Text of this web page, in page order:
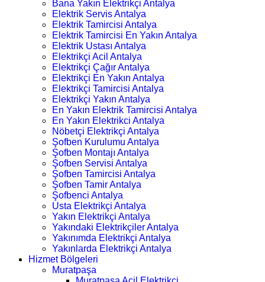
Bana Yakın Elektrikçi Antalya
Elektrik Servis Antalya
Elektrik Tamircisi Antalya
Elektrik Tamircisi En Yakın Antalya
Elektrik Ustası Antalya
Elektrikçi Acil Antalya
Elektrikçi Çağır Antalya
Elektrikçi En Yakın Antalya
Elektrikçi Tamircisi Antalya
Elektrikçi Yakın Antalya
En Yakın Elektrik Tamircisi Antalya
En Yakın Elektrikci Antalya
Nöbetçi Elektrikçi Antalya
Şofben Kurulumu Antalya
Şofben Montajı Antalya
Şofben Servisi Antalya
Şofben Tamircisi Antalya
Şofben Tamir Antalya
Şofbenci Antalya
Usta Elektrikçi Antalya
Yakın Elektrikçi Antalya
Yakındaki Elektrikçiler Antalya
Yakınımda Elektrikçi Antalya
Yakınlarda Elektrikçi Antalya
Hizmet Bölgeleri
Muratpaşa